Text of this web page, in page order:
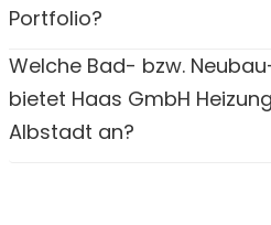
Portfolio?
Welche Bad- bzw.
bietet Haas GmbH
Albstadt an?